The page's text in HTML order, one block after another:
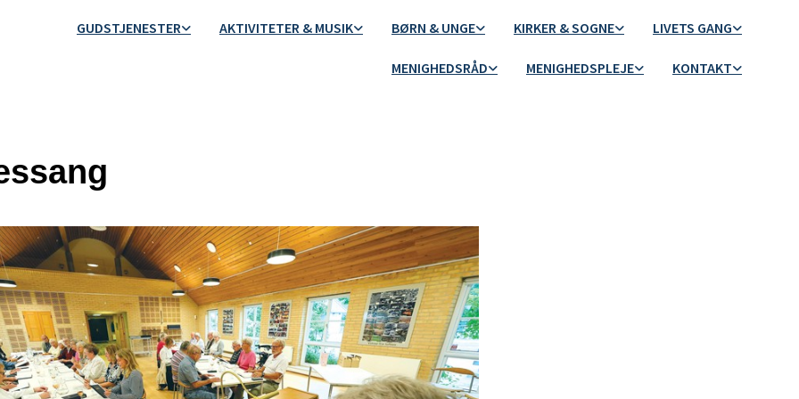
GUDSTJENESTER AKTIVITETER & MUSIK BØRN & UNGE KIRKER & SOGNE LIVETS GANG
MENIGHEDSRÅD MENIGHEDSPLEJE KONTAKT